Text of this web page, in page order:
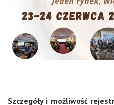
Szczegóły i możliwość